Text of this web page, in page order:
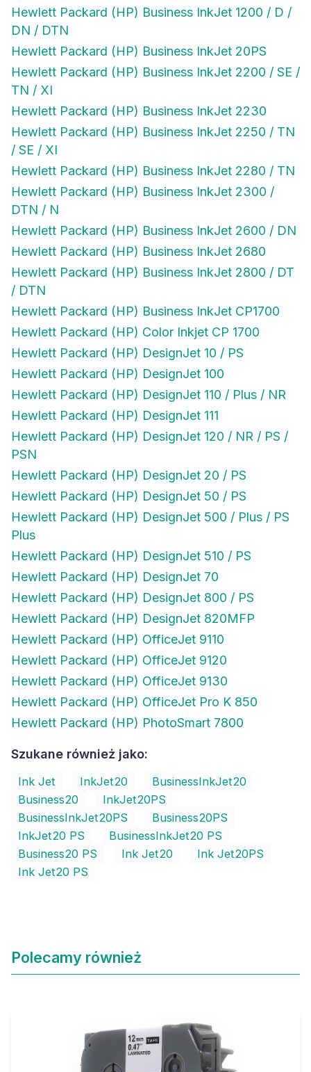
Hewlett Packard (HP) Business InkJet 1200 / D /
DN / DTN
Hewlett Packard (HP) Business InkJet 20PS
Hewlett Packard (HP) Business InkJet 2200 / SE /
TN / XI
Hewlett Packard (HP) Business InkJet 2230
Hewlett Packard (HP) Business InkJet 2250 / TN
/ SE / XI
Hewlett Packard (HP) Business InkJet 2280 / TN
Hewlett Packard (HP) Business InkJet 2300 /
DTN / N
Hewlett Packard (HP) Business InkJet 2600 / DN
Hewlett Packard (HP) Business InkJet 2680
Hewlett Packard (HP) Business InkJet 2800 / DT
/ DTN
Hewlett Packard (HP) Business InkJet CP1700
Hewlett Packard (HP) Color Inkjet CP 1700
Hewlett Packard (HP) DesignJet 10 / PS
Hewlett Packard (HP) DesignJet 100
Hewlett Packard (HP) DesignJet 110 / Plus / NR
Hewlett Packard (HP) DesignJet 111
Hewlett Packard (HP) DesignJet 120 / NR / PS /
PSN
Hewlett Packard (HP) DesignJet 20 / PS
Hewlett Packard (HP) DesignJet 50 / PS
Hewlett Packard (HP) DesignJet 500 / Plus / PS
Plus
Hewlett Packard (HP) DesignJet 510 / PS
Hewlett Packard (HP) DesignJet 70
Hewlett Packard (HP) DesignJet 800 / PS
Hewlett Packard (HP) DesignJet 820MFP
Hewlett Packard (HP) OfficeJet 9110
Hewlett Packard (HP) OfficeJet 9120
Hewlett Packard (HP) OfficeJet 9130
Hewlett Packard (HP) OfficeJet Pro K 850
Hewlett Packard (HP) PhotoSmart 7800
Szukane również jako:
Ink Jet InkJet20
BusinessInkJet20
Business20
InkJet20PS
BusinessInkJet20PS
Business20PS
InkJet20 PS
BusinessInkJet20 PS
Business20 PS
Ink Jet20
Ink Jet20PS
Ink Jet20 PS
Polecamy również